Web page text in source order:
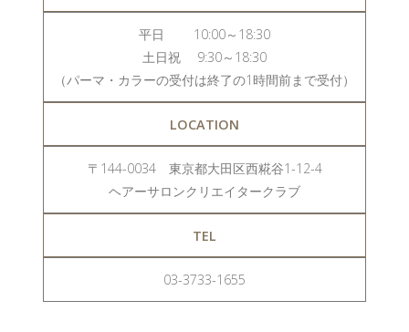
平日 10:00～18:30
土日祝 9:30～18:30
（パーマ・カラーの受付は終了の1時間前まで受付）
LOCATION
〒144-0034 東京都大田区西糀谷1-12-4
ヘアーサロンクリエイタークラブ
TEL
03-3733-1655